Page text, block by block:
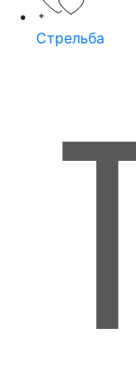
Стрельба